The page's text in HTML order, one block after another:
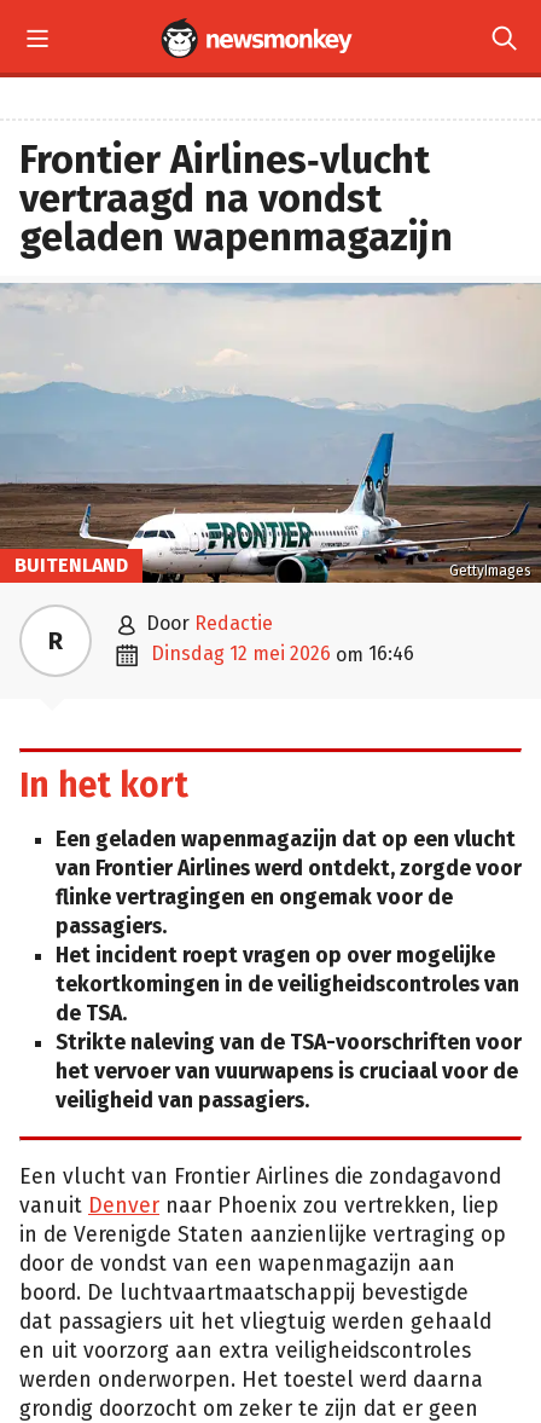
 
Frontier Airlines‑vlucht
vertraagd na vondst
geladen wapenmagazijn
GettyImages
BUITENLAND
R  door Redactie
 dinsdag 12 mei 2026 om 16:46
In het kort
Een geladen wapenmagazijn dat op een vlucht
van Frontier Airlines werd ontdekt, zorgde voor
flinke vertragingen en ongemak voor de
passagiers.
Het incident roept vragen op over mogelijke
tekortkomingen in de veiligheidscontroles van
de TSA.
Strikte naleving van de TSA-voorschriften voor
het vervoer van vuurwapens is cruciaal voor de
veiligheid van passagiers.
Een vlucht van Frontier Airlines die zondagavond
vanuit Denver naar Phoenix zou vertrekken, liep
in de Verenigde Staten aanzienlijke vertraging op
door de vondst van een wapenmagazijn aan
boord. De luchtvaartmaatschappij bevestigde
dat passagiers uit het vliegtuig werden gehaald
en uit voorzorg aan extra veiligheidscontroles
werden onderworpen. Het toestel werd daarna
grondig doorzocht om zeker te zijn dat er geen